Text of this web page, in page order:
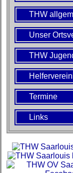
THW
Unser
THW
Termine
Links